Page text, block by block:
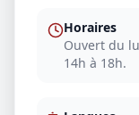
Horaires
Ouvert du
14h à 18h.